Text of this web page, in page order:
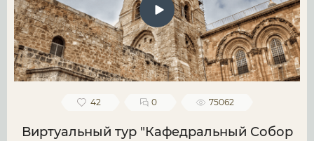
42 0 75062
Виртуальный тур "Кафедральный Собор